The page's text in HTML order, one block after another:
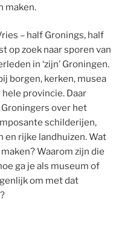
maken.
– half Gronings, half
op zoek naar sporen van
in ‘zijn’ Groningen.
borgen, kerken, musea
provincie. Daar
over het
schilderijen,
rijke landhuizen. Wat
Waarom zijn die
ga je als museum of
om met dat